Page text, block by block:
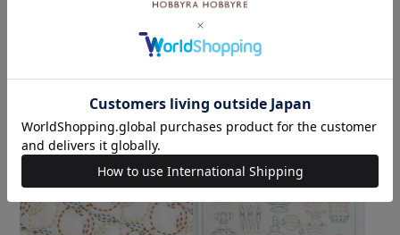
カートに入れる
る＞
¥3,740 税込
カートに入れる